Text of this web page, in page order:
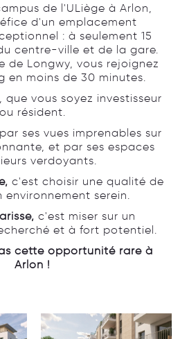
de l'ULiège à Arlon,
d'un emplacement
: à seulement 15
centre-ville et de la gare.
de Longwy, vous rejoignez
en moins de 30 minutes.
vous soyez investisseur
ou résident.
ses vues imprenables sur
et par ses espaces
verdoyants.
c'est choisir une qualité de
environnement serein.
c'est miser sur un
et à fort potentiel.
cette opportunité rare à
Arlon !